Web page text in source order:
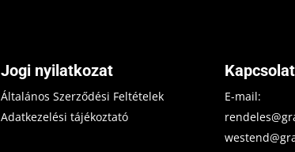
Jogi nyilatkozat
Általános Szerződési Feltételek
Adatkezelési tájékoztató
Kapcsolat
E-mail: